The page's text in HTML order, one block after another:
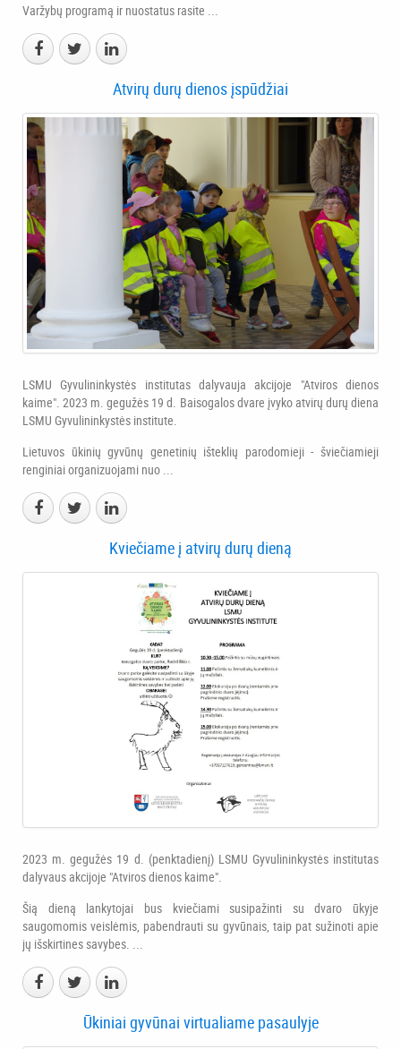
Varžybų programą ir nuostatus rasite ...
Atvirų durų dienos įspūdžiai
LSMU Gyvulininkystės institutas dalyvauja akcijoje "Atviros dienos
kaime". 2023 m. gegužės 19 d. Baisogalos dvare įvyko atvirų durų diena
LSMU Gyvulininkystės institute.
Lietuvos ūkinių gyvūnų genetinių išteklių parodomieji - šviečiamieji
renginiai organizuojami nuo ...
Kviečiame į atvirų durų dieną
2023 m. gegužės 19 d. (penktadienį) LSMU Gyvulininkystės institutas
dalyvaus akcijoje "Atviros dienos kaime".
Šią dieną lankytojai bus kviečiami susipažinti su dvaro ūkyje
saugomomis veislėmis, pabendrauti su gyvūnais, taip pat sužinoti apie
jų išskirtines savybes. ...
Ūkiniai gyvūnai virtualiame pasaulyje